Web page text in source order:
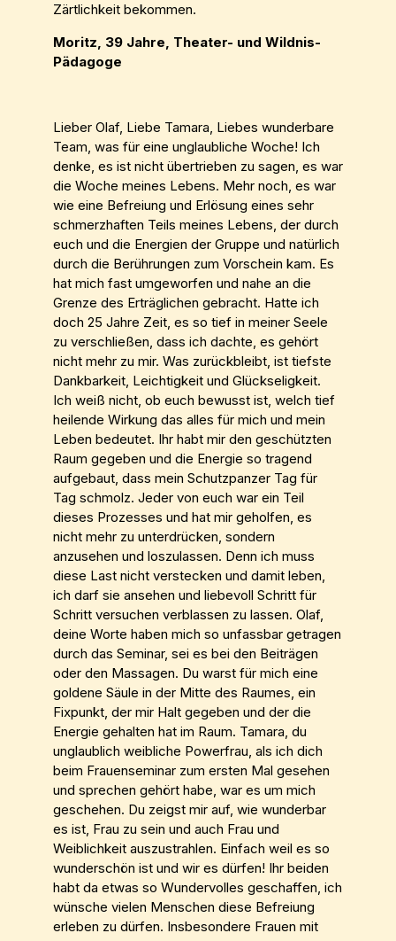
Zärtlichkeit bekommen.
Moritz, 39 Jahre, Theater- und Wildnis-
Pädagoge
Lieber Olaf, Liebe Tamara, Liebes wunderbare
Team, was für eine unglaubliche Woche! Ich
denke, es ist nicht übertrieben zu sagen, es war
die Woche meines Lebens. Mehr noch, es war
wie eine Befreiung und Erlösung eines sehr
schmerzhaften Teils meines Lebens, der durch
euch und die Energien der Gruppe und natürlich
durch die Berührungen zum Vorschein kam. Es
hat mich fast umgeworfen und nahe an die
Grenze des Erträglichen gebracht. Hatte ich
doch 25 Jahre Zeit, es so tief in meiner Seele
zu verschließen, dass ich dachte, es gehört
nicht mehr zu mir. Was zurückbleibt, ist tiefste
Dankbarkeit, Leichtigkeit und Glückseligkeit.
Ich weiß nicht, ob euch bewusst ist, welch tief
heilende Wirkung das alles für mich und mein
Leben bedeutet. Ihr habt mir den geschützten
Raum gegeben und die Energie so tragend
aufgebaut, dass mein Schutzpanzer Tag für
Tag schmolz. Jeder von euch war ein Teil
dieses Prozesses und hat mir geholfen, es
nicht mehr zu unterdrücken, sondern
anzusehen und loszulassen. Denn ich muss
diese Last nicht verstecken und damit leben,
ich darf sie ansehen und liebevoll Schritt für
Schritt versuchen verblassen zu lassen. Olaf,
deine Worte haben mich so unfassbar getragen
durch das Seminar, sei es bei den Beiträgen
oder den Massagen. Du warst für mich eine
goldene Säule in der Mitte des Raumes, ein
Fixpunkt, der mir Halt gegeben und der die
Energie gehalten hat im Raum. Tamara, du
unglaublich weibliche Powerfrau, als ich dich
beim Frauenseminar zum ersten Mal gesehen
und sprechen gehört habe, war es um mich
geschehen. Du zeigst mir auf, wie wunderbar
es ist, Frau zu sein und auch Frau und
Weiblichkeit auszustrahlen. Einfach weil es so
wunderschön ist und wir es dürfen! Ihr beiden
habt da etwas so Wundervolles geschaffen, ich
wünsche vielen Menschen diese Befreiung
erleben zu dürfen. Insbesondere Frauen mit